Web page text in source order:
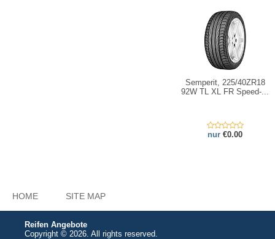
Semperit, 225/40ZR18
92W TL XL FR Speed-...
nur €0.00
HOME SITE MAP
Reifen Angebote
Copyright © 2026. All rights reserved.